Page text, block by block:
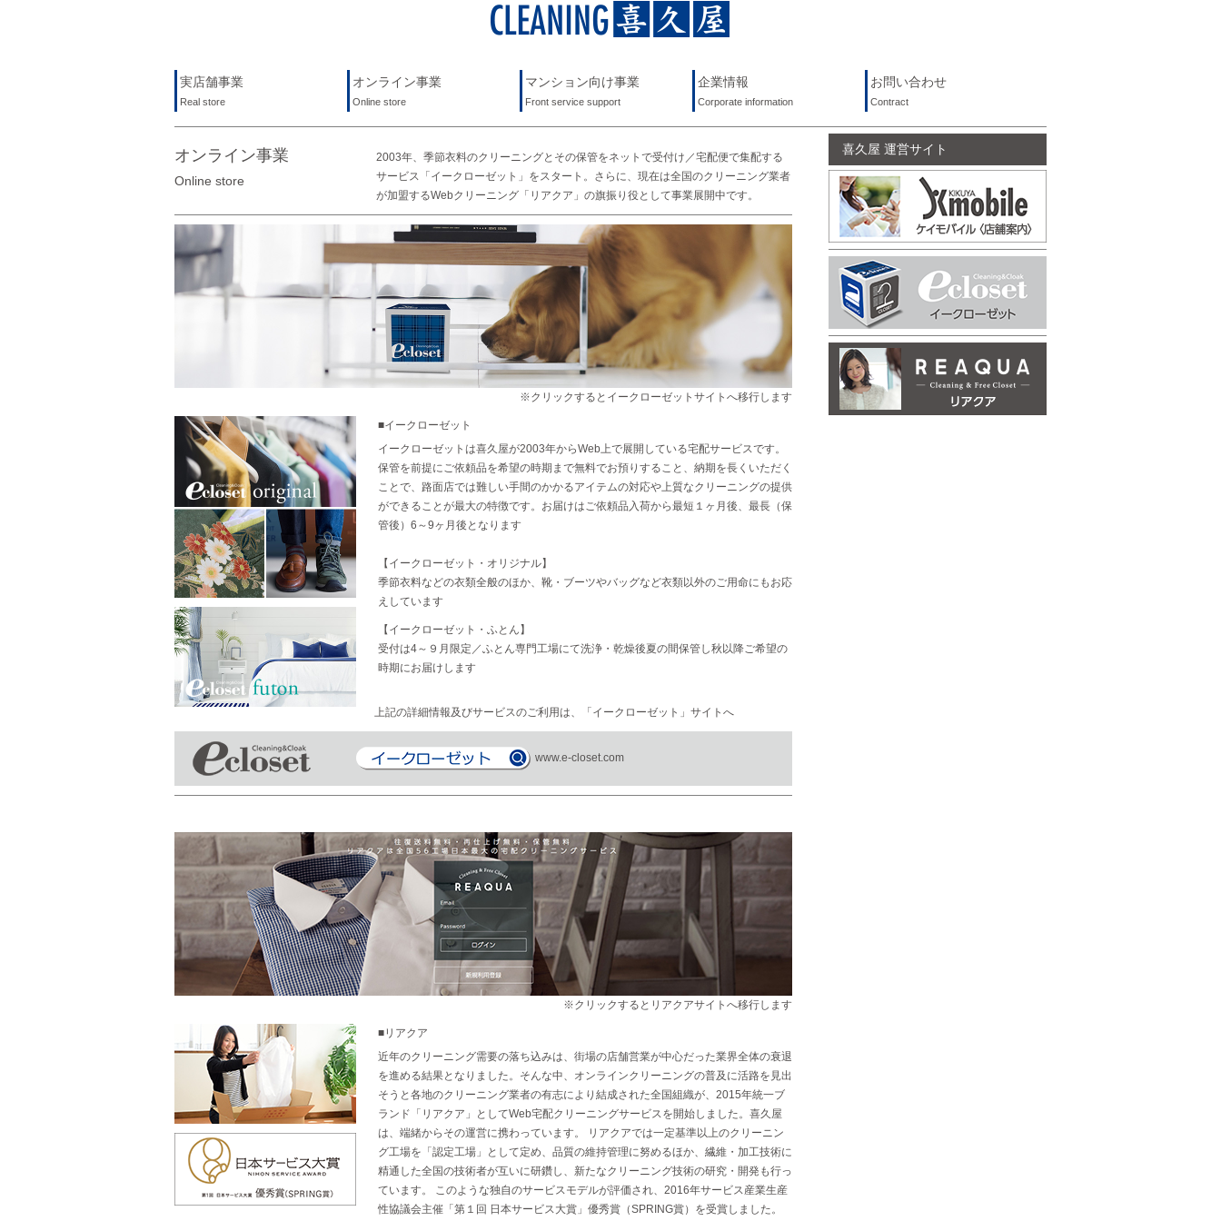
実店舗事業
Real store
オンライン事業
Online store
マンション向け事業
Front service support
企業情報
Corporate information
お問い合わせ
Contract
オンライン事業
Online store
2003年、季節衣料のクリーニングとその保管をネットで受付け／宅配便で集配する
サービス「イークローゼット」をスタート。さらに、現在は全国のクリーニング業者
が加盟するWebクリーニング「リアクア」の旗振り役として事業展開中です。
※クリックするとイークローゼットサイトへ移行します
■イークローゼット
イークローゼットは喜久屋が2003年からWeb上で展開している宅配サービスです。
保管を前提にご依頼品を希望の時期まで無料でお預りすること、納期を長くいただく
ことで、路面店では難しい手間のかかるアイテムの対応や上質なクリーニングの提供
ができることが最大の特徴です。お届けはご依頼品入荷から最短１ヶ月後、最長（保
管後）6～9ヶ月後となります
【イークローゼット・オリジナル】
季節衣料などの衣類全般のほか、靴・ブーツやバッグなど衣類以外のご用命にもお応
えしています
【イークローゼット・ふとん】
受付は4～９月限定／ふとん専門工場にて洗浄・乾燥後夏の間保管し秋以降ご希望の
時期にお届けします
上記の詳細情報及びサービスのご利用は、「イークローゼット」サイトへ
www.e-closet.com
※クリックするとリアクアサイトへ移行します
■リアクア
近年のクリーニング需要の落ち込みは、街場の店舗営業が中心だった業界全体の衰退
を進める結果となりました。そんな中、オンラインクリーニングの普及に活路を見出
そうと各地のクリーニング業者の有志により結成された全国組織が、2015年統一ブ
ランド「リアクア」としてWeb宅配クリーニングサービスを開始しました。喜久屋
は、端緒からその運営に携わっています。 リアクアでは一定基準以上のクリーニン
グ工場を「認定工場」として定め、品質の維持管理に努めるほか、繊維・加工技術に
精通した全国の技術者が互いに研鑽し、新たなクリーニング技術の研究・開発も行っ
ています。 このような独自のサービスモデルが評価され、2016年サービス産業生産
性協議会主催「第１回 日本サービス大賞」優秀賞（SPRING賞）を受賞しました。
喜久屋 運営サイト